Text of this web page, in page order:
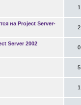
1
на Project Server-
2
Server 2002
0
5
1